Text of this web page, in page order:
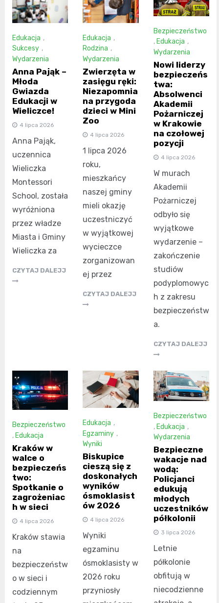
Edukacja ,
Sukcesy ,
Wydarzenia
Anna Pająk –
Młoda
Gwiazda
Edukacji w
Wieliczce!
4 lipca 2026
Anna Pająk,
uczennica
Wieliczka
Montessori
School, została
wyróżniona
przez władze
Miasta i Gminy
Wieliczka za
CZYTAJ DALEJJ
Edukacja ,
Rodzina ,
Wydarzenia
Zwierzęta w
zasięgu ręki:
Niezapomnia
na przygoda
dzieci w Mini
Zoo
4 lipca 2026
1 lipca 2026
roku,
mieszkańcy
naszej gminy
mieli okazję
uczestniczyć
w wyjątkowej
wycieczce
zorganizowan
ej przez
CZYTAJ DALEJJ
Bezpieczeństwo
, Edukacja ,
Wydarzenia
Nowi liderzy
bezpieczeńs
twa:
Absolwenci
Akademii
Pożarniczej
w Krakowie
na czołowej
pozycji
4 lipca 2026
W murach
Akademii
Pożarniczej
odbyło się
wyjątkowe
wydarzenie –
zakończenie
studiów
podyplomowyc
h z zakresu
bezpieczeństw
a.
CZYTAJ DALEJJ
Bezpieczeństwo
, Edukacja
Kraków w
walce o
bezpieczeńs
two:
Spotkanie o
zagrożeniac
h w sieci
4 lipca 2026
Kraków stawia
na
bezpieczeństw
o w sieci i
codziennym
Edukacja ,
Egzaminy ,
Wyniki
Biskupice
cieszą się z
doskonałych
wyników
ósmoklasist
ów 2026
4 lipca 2026
Wyniki
egzaminu
ósmoklasisty w
2026 roku
przyniosły
Bezpieczeństwo
, Edukacja ,
Wydarzenia
Bezpieczne
wakacje nad
wodą:
Policjanci
edukują
młodych
uczestników
półkolonii
3 lipca 2026
Letnie
półkolonie
obfitują w
niecodzienne